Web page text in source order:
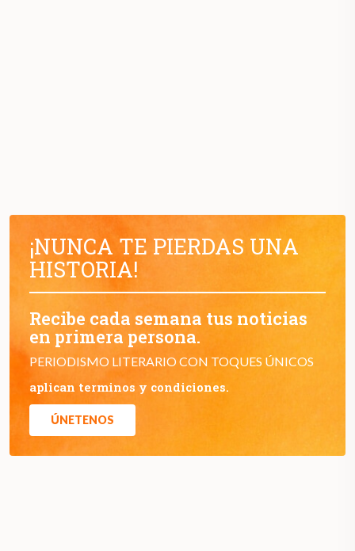
¡NUNCA TE PIERDAS UNA
HISTORIA!
Recibe cada semana tus noticias
en primera persona.
PERIODISMO LITERARIO CON TOQUES ÚNICOS
aplican terminos y condiciones.
ÚNETENOS